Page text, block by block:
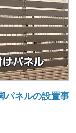
パネルの設置事